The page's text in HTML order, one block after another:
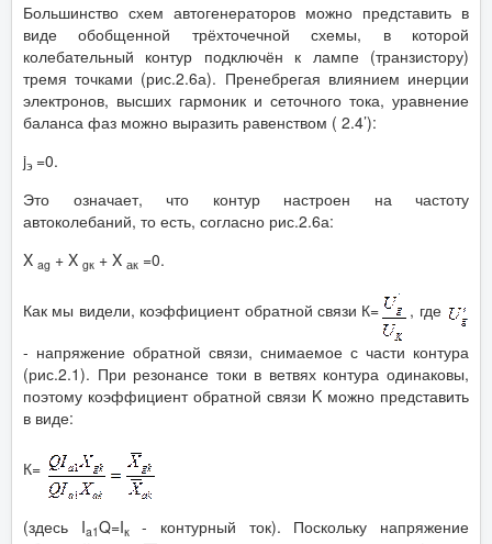
Большинство схем автогенераторов можно представить в
виде обобщенной трёхточечной схемы, в которой
колебательный контур подключён к лампе (транзистору)
тремя точками (рис.2.6а). Пренебрегая влиянием инерции
электронов, высших гармоник и сеточного тока, уравнение
баланса фаз можно выразить равенством ( 2.4’):
jэ =0.
Это означает, что контур настроен на частоту
автоколебаний, то есть, согласно рис.2.6а:
X ag + X gк + X ак =0.
Как мы видели, коэффициент обратной связи К=
, где
- напряжение обратной связи, снимаемое с части контура
(рис.2.1). При резонансе токи в ветвях контура одинаковы,
поэтому коэффициент обратной связи K можно представить
в виде:
К=
(здесь Ia1Q=Iк- контурный ток). Поскольку напряжение